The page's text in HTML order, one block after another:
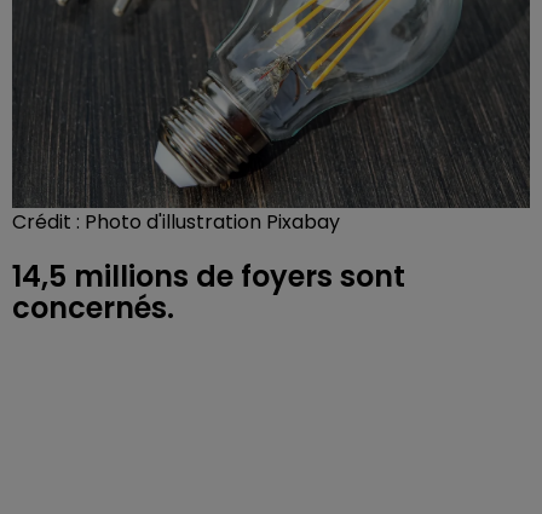
Crédit : Photo d'illustration Pixabay
14,5 millions de foyers sont
concernés.